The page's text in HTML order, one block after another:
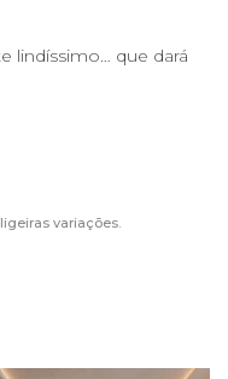
lindíssimo… que dará
variações.